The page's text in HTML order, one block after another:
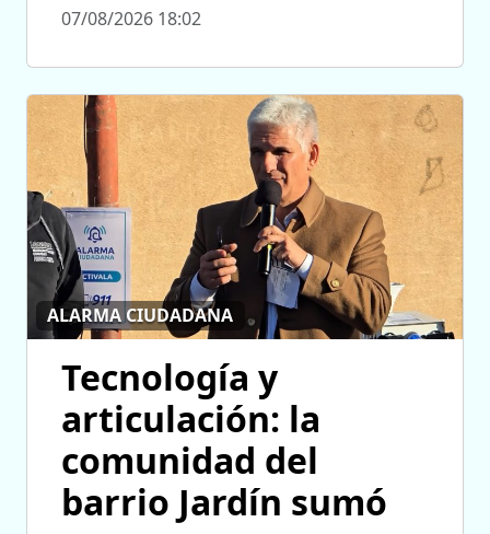
07/08/2026 18:02
ALARMA CIUDADANA
Tecnología y
articulación: la
comunidad del
barrio Jardín sumó